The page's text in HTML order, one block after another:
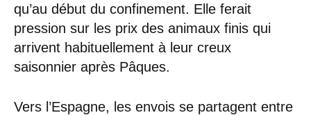
qu’au début du confinement. Elle ferait
pression sur les prix des animaux finis qui
arrivent habituellement à leur creux
saisonnier après Pâques.
Vers l’Espagne, les envois se partagent entre